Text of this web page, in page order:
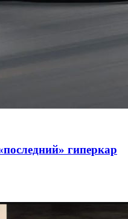
гиперкар